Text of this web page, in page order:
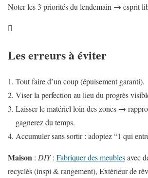
Noter les 3 priorités du lendemain → esprit

Les erreurs à éviter
Tout faire d’un coup (épuisement garanti).
Viser la perfection au lieu du progrès
Laisser le matériel loin des zones →
gagnerez du temps.
Accumuler sans sortir : adoptez “1 qui
Maison : DIY: Fabriquer des meublesavec
recyclés (inspi & rangement), Extérieur de